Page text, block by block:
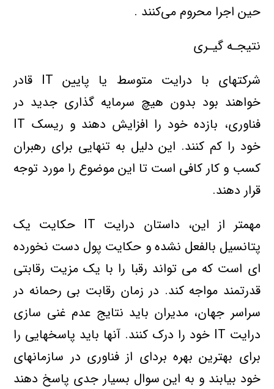
حين اجرا محروم مي‌کنند .
نتيجـه گيـري
شرکتهاي با درايت متوسط يا پايين IT قادر
خواهند بود بدون هيچ سرمايه گذاري جديد در
فناوري، بازده خود را افزايش دهند و ريسک IT
خود را کم کنند. اين دليل به تنهايي براي رهبران
کسب و کار کافي است تا اين موضوع را مورد توجه
قرار دهند.
مهمتر از اين، داستان درايت IT حکايت يک
پتانسيل بالفعل نشده و حکايت پول دست نخورده
اي است که مي تواند رقبا را با يک مزيت رقابتي
قدرتمند مواجه کند. در زمان رقابت بي رحمانه در
سراسر جهان، مديران بايد نتايج عدم غني سازي
درايت IT خود را درک کنند. آنها بايد پاسخهايي را
براي بهترين بهره برداي از فناوري در سازمانهاي
خود بيابند و به اين سوال بسيار جدي پاسخ دهند